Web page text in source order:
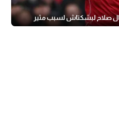
صلاح لبشكتاش لسبب مثير